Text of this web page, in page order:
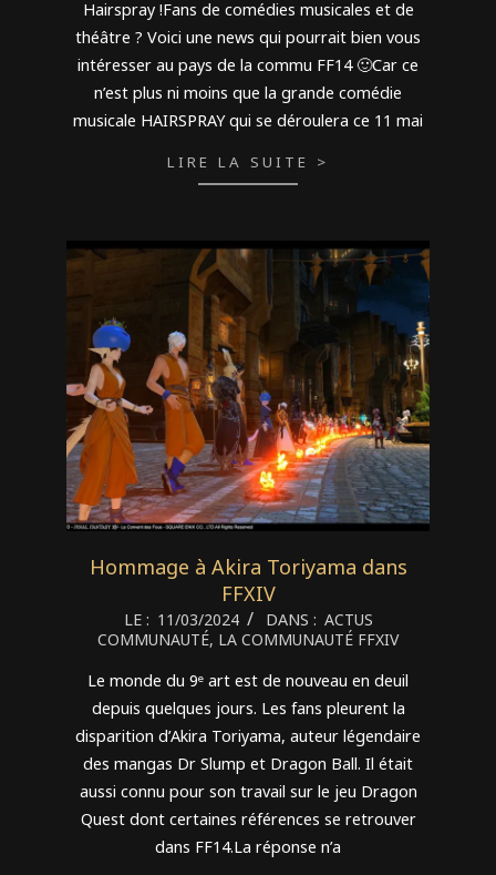
Hairspray !Fans de comédies musicales et de
théâtre ? Voici une news qui pourrait bien vous
intéresser au pays de la commu FF14 🙂Car ce
n’est plus ni moins que la grande comédie
musicale HAIRSPRAY qui se déroulera ce 11 mai
LIRE LA SUITE >
Hommage à Akira Toriyama dans
FFXIV
LE : 11/03/2024 DANS : ACTUS
COMMUNAUTÉ, LA COMMUNAUTÉ FFXIV
Le monde du 9ᵉ art est de nouveau en deuil
depuis quelques jours. Les fans pleurent la
disparition d’Akira Toriyama, auteur légendaire
des mangas Dr Slump et Dragon Ball. Il était
aussi connu pour son travail sur le jeu Dragon
Quest dont certaines références se retrouver
dans FF14.La réponse n’a